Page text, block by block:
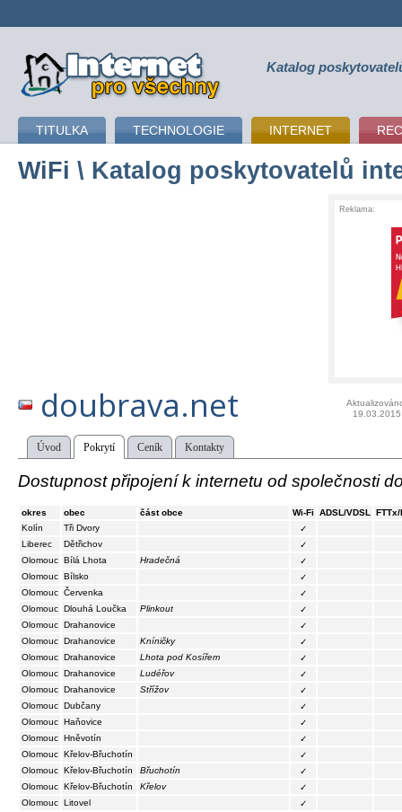
připojení k internetu Katalog
TITULKA TECHNOLOGIE INTERNET
WiFi \ Katalog poskytovatelů
Reklama:
doubrava.net
19.03.2015
Úvod Pokrytí Ceník Kontakty
Dostupnost připojení k internetu od společnosti
okres obec část obce Wi-Fi ADSL/VDSL
FTTx/
Kolín
Tři Dvory
✓
Liberec
Dětřichov
✓
Olomouc Bílá Lhota Hradečná
✓
Olomouc Bílsko
✓
Olomouc Červenka
✓
Olomouc Dlouhá Loučka Plinkout
✓
Olomouc Drahanovice
✓
Olomouc Drahanovice Kníničky
✓
Olomouc Drahanovice Lhota pod Kosířem
✓
Olomouc Drahanovice Ludéřov
✓
Olomouc Drahanovice Střížov
✓
Olomouc Dubčany
✓
Olomouc Haňovice
✓
Olomouc Hněvotín
✓
Olomouc Křelov-Břuchotín
✓
Olomouc Křelov-Břuchotín Břuchotín
✓
Olomouc Křelov-Břuchotín Křelov
✓
Olomouc Litovel
✓